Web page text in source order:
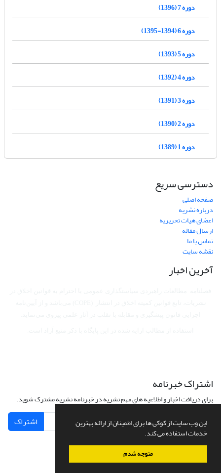
این وب سایت از کوکی ها برای اطمینان از ارائه بهترین
خدمات استفاده می کند.
متوجه شدم
دوره 7 (1396)
دوره 6 (1394-1395)
دوره 5 (1393)
دوره 4 (1392)
دوره 3 (1391)
دوره 2 (1390)
دوره 1 (1389)
دسترسی سریع
صفحه اصلی
درباره نشریه
اعضای هیات تحریریه
ارسال مقاله
تماس با ما
نقشه سایت
آخرین اخبار
اشتراک خبرنامه
برای دریافت اخبار و اطلاعیه های مهم نشریه در خبرنامه نشریه مشترک شوید.
اشتراک
سامانه مدیریت نشریات علمی.طراحی و پیاده سازی ازسیناوب